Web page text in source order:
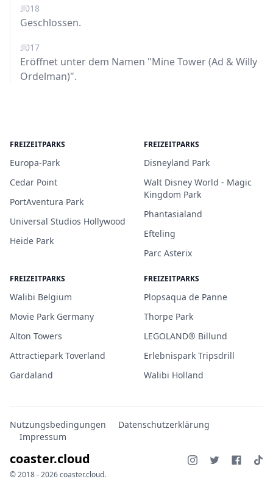
2018
Geschlossen.
2017
Eröffnet unter dem Namen "Mine Tower (Ad & Willy
Ordelman)".
FREIZEITPARKS
Europa-Park
Cedar Point
PortAventura Park
Universal Studios Hollywood
Heide Park
FREIZEITPARKS
Disneyland Park
Walt Disney World - Magic
Kingdom Park
Phantasialand
Efteling
Parc Asterix
FREIZEITPARKS
Walibi Belgium
Movie Park Germany
Alton Towers
Attractiepark Toverland
Gardaland
FREIZEITPARKS
Plopsaqua de Panne
Thorpe Park
LEGOLAND® Billund
Erlebnispark Tripsdrill
Walibi Holland
Nutzungsbedingungen
Datenschutzerklärung
Impressum
coaster.cloud
© 2018 - 2026 coaster.cloud.